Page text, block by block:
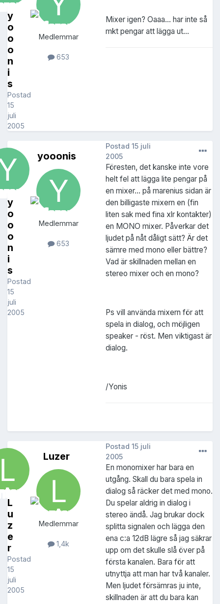
y
o
o
o
n
i
s
Postad
15
juli
2005
Medlemmar
653
Mixer igen? Oaaa... har inte så
mkt pengar att lägga ut...
y
o
o
o
n
i
s
Postad
15
juli
2005
yooonis
Medlemmar
653
Postad 15 juli
2005
Föresten, det kanske inte vore
helt fel att lägga lite pengar på
en mixer... på marenius sidan är
den billigaste mixern en (fin
liten sak med fina xlr kontakter)
en MONO mixer. Påverkar det
ljudet på nåt dåligt sätt? Är det
sämre med mono eller bättre?
Vad är skillnaden mellan en
stereo mixer och en mono?
Ps vill använda mixern för att
spela in dialog, och möjligen
speaker - röst. Men viktigast är
dialog.
/Yonis
L
u
z
e
r
Postad
15
juli
2005
Luzer
Medlemmar
1,4k
Postad 15 juli
2005
En monomixer har bara en
utgång. Skall du bara spela in
dialog så räcker det med mono.
Du spelar aldrig in dialog i
stereo ändå. Jag brukar dock
splitta signalen och lägga den
ena c:a 12dB lägre så jag säkrar
upp om det skulle slå över på
första kanalen. Bara för att
utnyttja att man har två kanaler.
Men ljudet försämras ju inte,
skillnaden är att du bara kan